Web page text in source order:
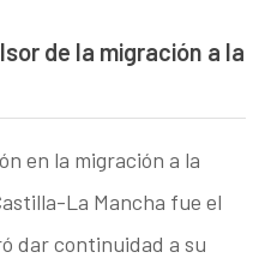
de la migración a la
en la migración a la
La Mancha fue el
dar continuidad a su